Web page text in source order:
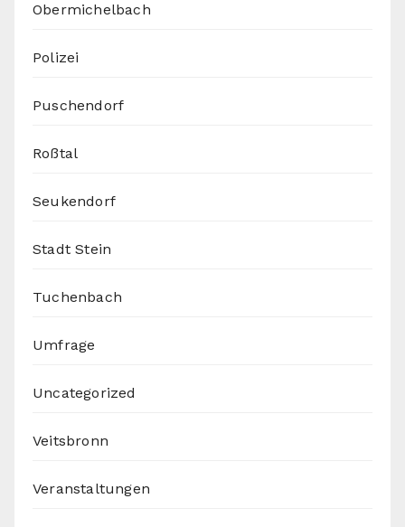
Obermichelbach
Polizei
Puschendorf
Roßtal
Seukendorf
Stadt Stein
Tuchenbach
Umfrage
Uncategorized
Veitsbronn
Veranstaltungen